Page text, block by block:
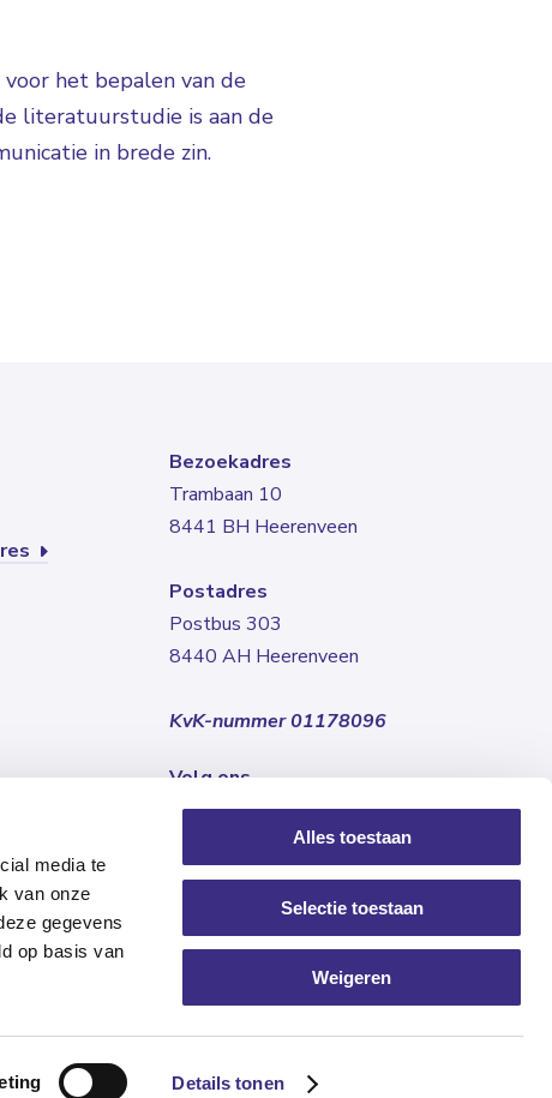
media te
van onze
gegevens
op basis van
Details tonen
Alles toestaan
Selectie toestaan
Weigeren
het bepalen van de
literatuurstudie is aan de
in brede zin.
Bezoekadres
Trambaan 10
8441 BH Heerenveen
Postadres
Postbus 303
8440 AH Heerenveen
KvK-nummer 01178096
Volg ons